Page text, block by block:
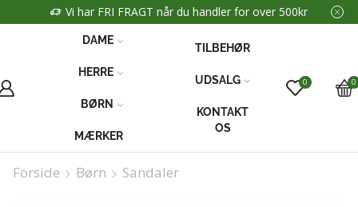
Vi har FRI FRAGT når du handler for over 500kr
DAME
HERRE
BØRN
MÆRKER
TILBEHØR
UDSALG
KONTAKT
OS
0 0
Forside Børn Sandaler